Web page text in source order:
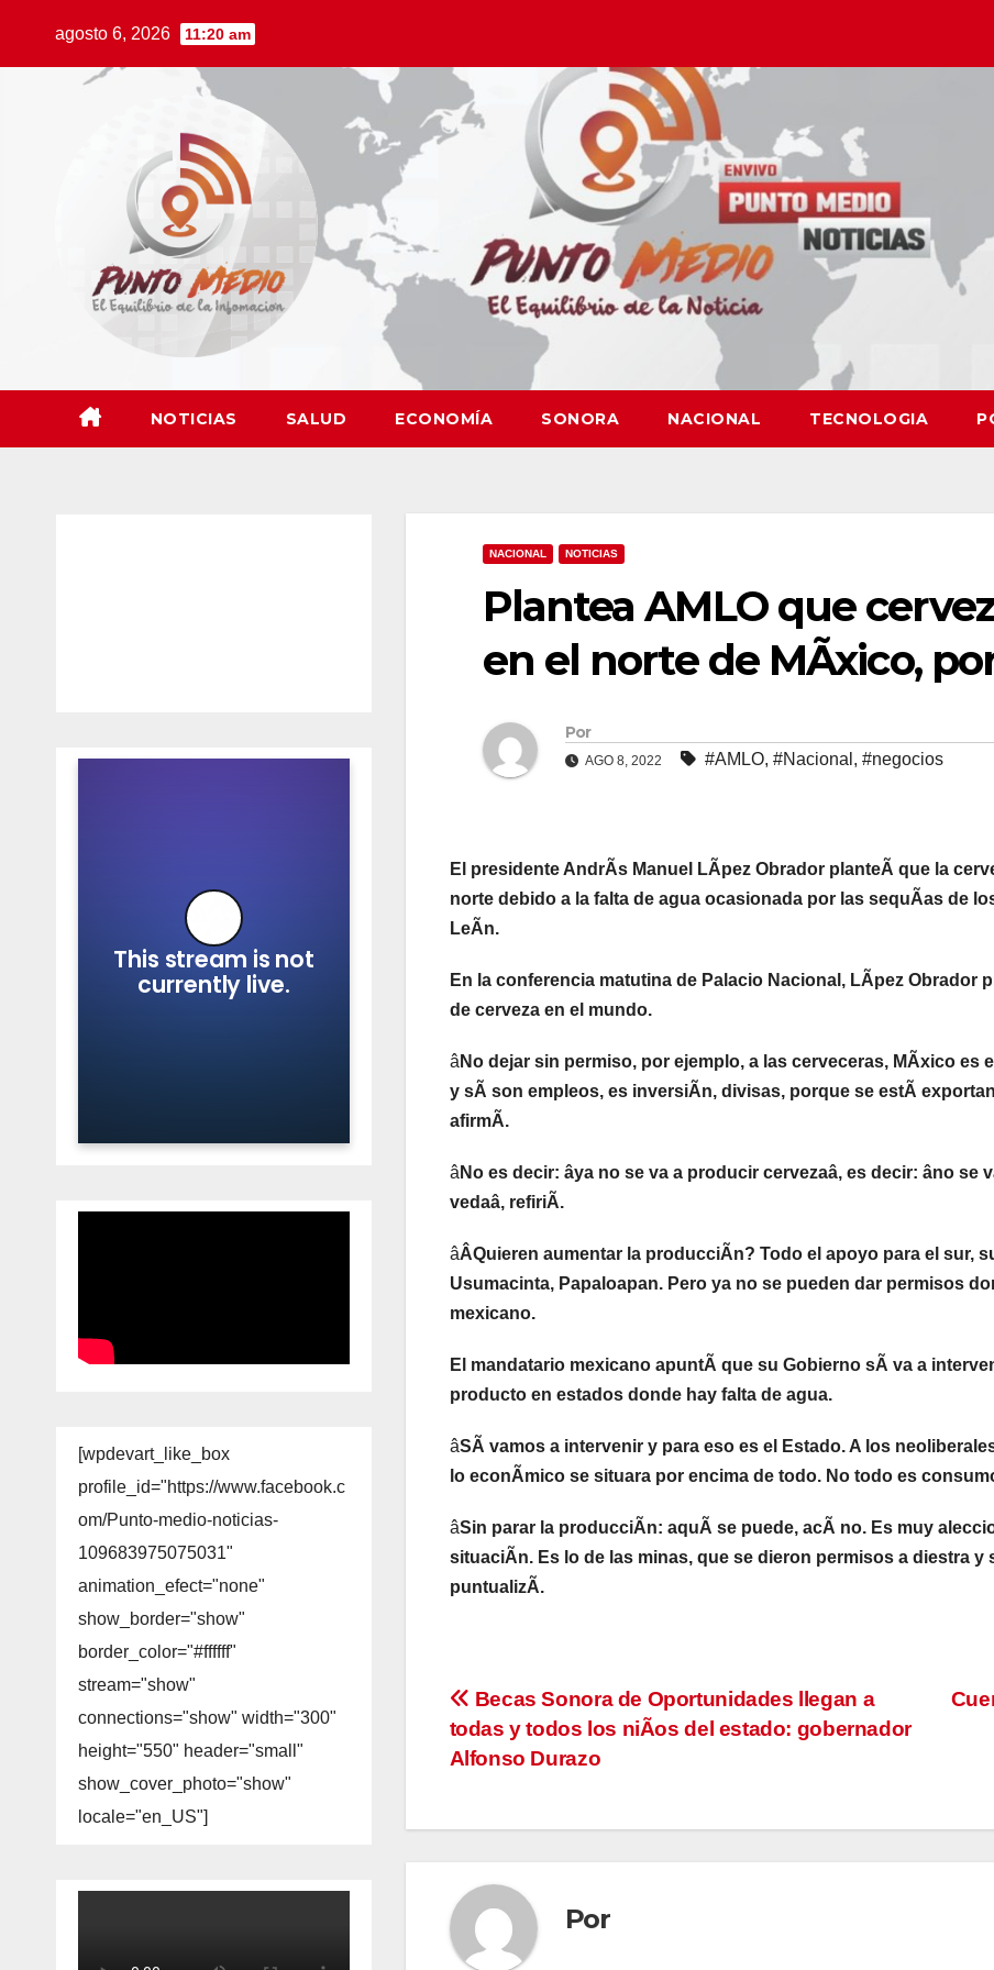
agosto 6, 2026 11:20 am
NOTICIAS SALUD ECONOMÍA SONORA NACIONAL TECNOLOGIA
[wpdevart_like_box
profile_id="https://www.facebook.c
om/Punto-medio-noticias-
109683975075031"
animation_efect="none"
show_border="show"
border_color="#ffffff"
stream="show"
connections="show" width="300"
height="550" header="small"
show_cover_photo="show"
locale="en_US"]
NACIONAL NOTICIAS
Plantea AMLO que
en el norte de MÃxico,
Por
AGO 8, 2022 #AMLO, #Nacional , #negocios
El presidente AndrÃs Manuel LÃpez Obrador planteÃ que la
norte debido a la falta de agua ocasionada por las sequÃas de
LeÃn.
En la conferencia matutina de Palacio Nacional, LÃpez
de cerveza en el mundo.
â No dejar sin permiso, por ejemplo, a las cerveceras, MÃxico
y sÃ son empleos, es inversiÃn, divisas, porque se estÃ
afirmÃ.
â No es decir: âya no se va a producir cervezaâ, es decir: âno se
vedaâ, refiriÃ.
âÂQuieren aumentar la producciÃn? Todo el apoyo para el sur,
Usumacinta, Papaloapan. Pero ya no se pueden dar permisos
mexicano.
El mandatario mexicano apuntÃ que su Gobierno sÃ va a
producto en estados donde hay falta de agua.
âSÃ vamos a intervenir y para eso es el Estado. A los
lo econÃmico se situara por encima de todo. No todo es
âSin parar la producciÃn: aquÃ se puede, acÃ no. Es muy
situaciÃn. Es lo de las minas, que se dieron permisos a diestra
puntualizÃ.
Navegación
de
Becas Sonora de Oportunidades llegan a
todas y todos los niÃos del estado: gobernador
Alfonso Durazo
Por